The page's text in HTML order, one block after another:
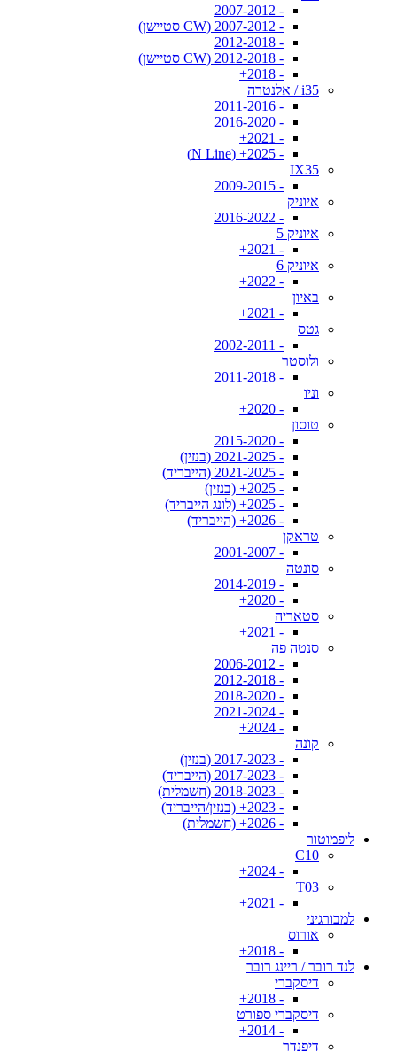
- 2007-2012
- 2007-2012 (CW סטיישן)
- 2012-2018
- 2012-2018 (CW סטיישן)
- 2018+
i35 / אלנטרה
- 2011-2016
- 2016-2020
- 2021+
- 2025+ (N Line)
IX35
- 2009-2015
איוניק
- 2016-2022
איוניק 5
- 2021+
איוניק 6
- 2022+
באיון
- 2021+
גטס
- 2002-2011
ולוסטר
- 2011-2018
וניו
- 2020+
טוסון
- 2015-2020
- 2021-2025 (בנזין)
- 2021-2025 (הייבריד)
- 2025+ (בנזין)
- 2025+ (לונג הייבריד)
- 2026+ (הייבריד)
טראקן
- 2001-2007
סונטה
- 2014-2019
- 2020+
סטאריה
- 2021+
סנטה פה
- 2006-2012
- 2012-2018
- 2018-2020
- 2021-2024
- 2024+
קונה
- 2017-2023 (בנזין)
- 2017-2023 (הייבריד)
- 2018-2023 (חשמלית)
- 2023+ (בנזין/הייבריד)
- 2026+ (חשמלית)
ליפמוטור
C10
- 2024+
T03
- 2021+
למבורגיני
אורוס
- 2018+
לנד רובר / ריינג רובר
דיסקברי
- 2018+
דיסקברי ספורט
- 2014+
דיפנדר